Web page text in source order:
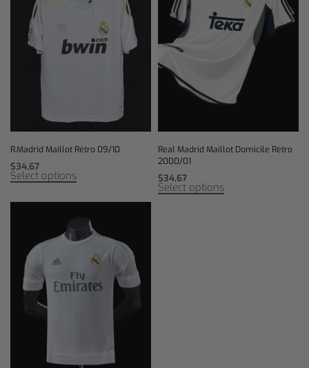
R.Madrid Maillot Rétro 09/10
$34,67
Select options
Real Madrid Maillot Domicile Rétro
2000/01
$34,67
Select options